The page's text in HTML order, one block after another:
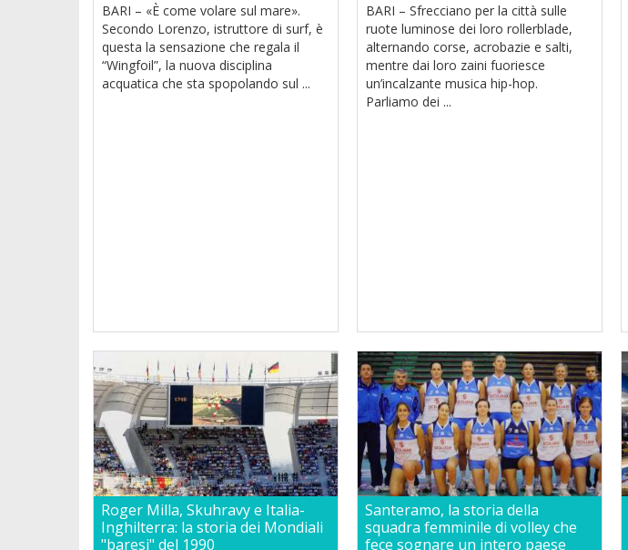
BARI – «È come volare sul mare».
Secondo Lorenzo, istruttore di surf, è
questa la sensazione che regala il
“Wingfoil”, la nuova disciplina
acquatica che sta spopolando sul ...
BARI – Sfrecciano per la città sulle
ruote luminose dei loro rollerblade,
alternando corse, acrobazie e salti,
mentre dai loro zaini fuoriesce
un’incalzante musica hip-hop.
Parliamo dei ...
Roger Milla, Skuhravy e Italia-
Inghilterra: la storia dei Mondiali
"baresi" del 1990
Santeramo, la storia della
squadra femminile di volley che
fece sognare un intero paese